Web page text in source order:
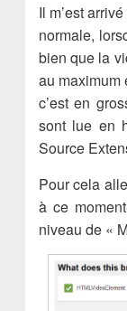
Il m’est
normale,
bien que la
au maximum
c’est en
sont lue en
Source
Pour cela
à ce
niveau de «